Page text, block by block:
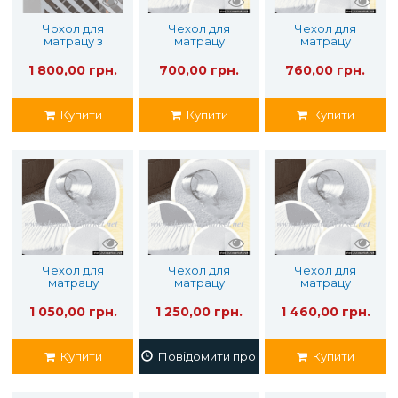
Чохол для
матрацу з
ою мембраною
140х200
1 800,00 грн.
Купити
Чехол для
матрацу
bamboo 60х120
700,00 грн.
Купити
Чехол для
матрацу
bamboo 70х140
760,00 грн.
Купити
Чехол для
матрацу
bamboo 90х190
1 050,00 грн.
Купити
Чехол для
матрацу
bamboo 120х190
1 250,00 грн.
Повідомити про наявність
Чехол для
матрацу
bamboo 140х200
1 460,00 грн.
Купити